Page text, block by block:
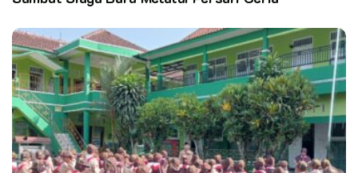
Editor: pusdatin kwarnas